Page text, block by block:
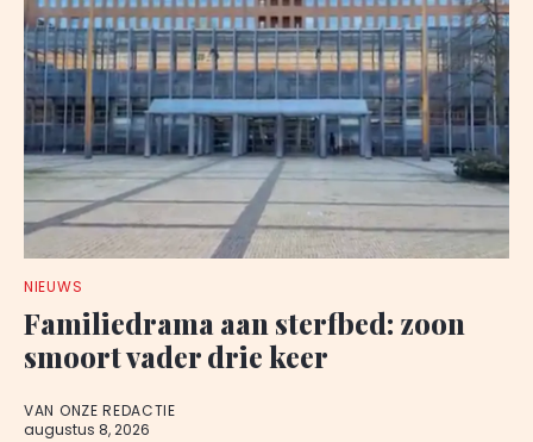
NIEUWS
Familiedrama aan sterfbed: zoon
smoort vader drie keer
VAN ONZE REDACTIE
augustus 8, 2026